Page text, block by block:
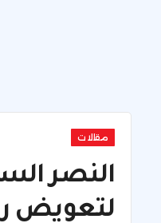
مقالات
النصر
لتعويض